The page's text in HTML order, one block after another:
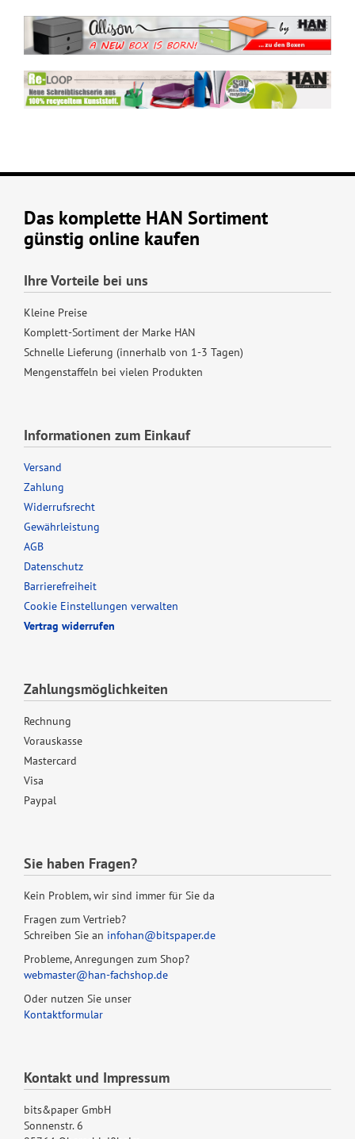
Das komplette HAN Sortiment
günstig online kaufen
Ihre Vorteile bei uns
Kleine Preise
Komplett-Sortiment der Marke HAN
Schnelle Lieferung (innerhalb von 1-3 Tagen)
Mengenstaffeln bei vielen Produkten
Informationen zum Einkauf
Versand
Zahlung
Widerrufsrecht
Gewährleistung
AGB
Datenschutz
Barrierefreiheit
Cookie Einstellungen verwalten
Vertrag widerrufen
Zahlungsmöglichkeiten
Rechnung
Vorauskasse
Mastercard
Visa
Paypal
Sie haben Fragen?
Kein Problem, wir sind immer für Sie da
Fragen zum Vertrieb?
Schreiben Sie an infohan@bitspaper.de
Probleme, Anregungen zum Shop?
webmaster@han-fachshop.de
Oder nutzen Sie unser
Kontaktformular
Kontakt und Impressum
bits&paper GmbH
Sonnenstr. 6